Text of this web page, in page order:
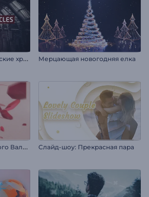
С
лайд-шоу: Исторические хроники Мерцающая новогодняя елка
З
аставка ко Дню святого Валентина Слайд-шоу: Прекрасная пара